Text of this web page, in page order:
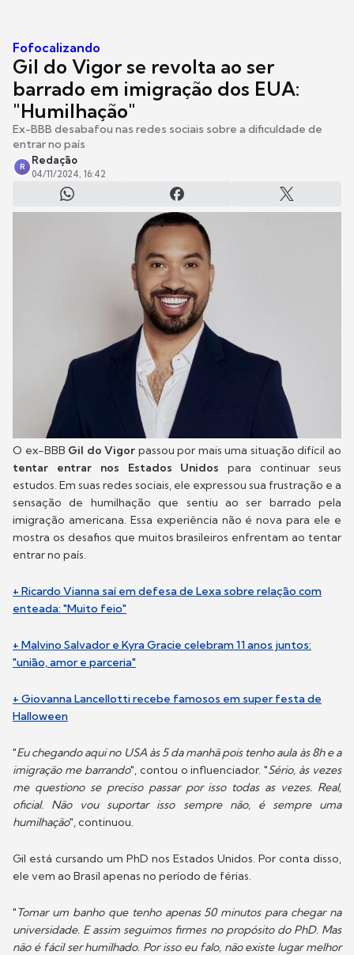
Fofocalizando
Gil do Vigor se revolta ao ser
barrado em imigração dos EUA:
"Humilhação"
Ex-BBB desabafou nas redes sociais sobre a dificuldade de
entrar no país
R
Redação
04/11/2024, 16:42
O ex-BBB Gil do Vigor passou por mais uma situação difícil ao
tentar entrar nos Estados Unidos para continuar seus
estudos. Em suas redes sociais, ele expressou sua frustração e a
sensação de humilhação que sentiu ao ser barrado pela
imigração americana. Essa experiência não é nova para ele e
mostra os desafios que muitos brasileiros enfrentam ao tentar
entrar no país.
+ Ricardo Vianna saí em defesa de Lexa sobre relação com
enteada: "Muito feio"
+ Malvino Salvador e Kyra Gracie celebram 11 anos juntos:
"união, amor e parceria"
+ Giovanna Lancellotti recebe famosos em super festa de
Halloween
"Eu chegando aqui no USA às 5 da manhã pois tenho aula às 8h e a
imigração me barrando", contou o influenciador. "Sério, às vezes
me questiono se preciso passar por isso todas as vezes. Real,
oficial. Não vou suportar isso sempre não, é sempre uma
humilhação", continuou.
Gil está cursando um PhD nos Estados Unidos. Por conta disso,
ele vem ao Brasil apenas no período de férias.
"Tomar um banho que tenho apenas 50 minutos para chegar na
universidade. E assim seguimos firmes no propósito do PhD. Mas
não é fácil ser humilhado. Por isso eu falo, não existe lugar melhor